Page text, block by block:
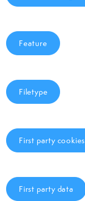
Feature
Filetype
First party cookies
First party data